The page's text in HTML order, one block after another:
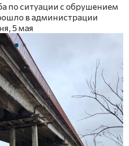
по ситуации с обрушением
в администрации
5 мая